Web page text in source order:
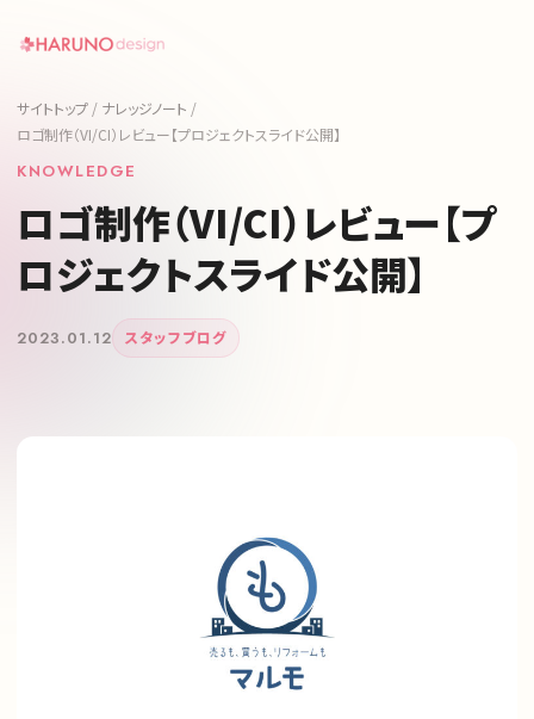
KNOWLEDGE
ロゴ制作（VI/CI）レビュー【プ
ロジェクトスライド公開】
2023.01.12 スタッフブログ
サイトトップ / ナレッジノート /
ロゴ制作（VI/CI）レビュー【プロジェクトスライド公開】